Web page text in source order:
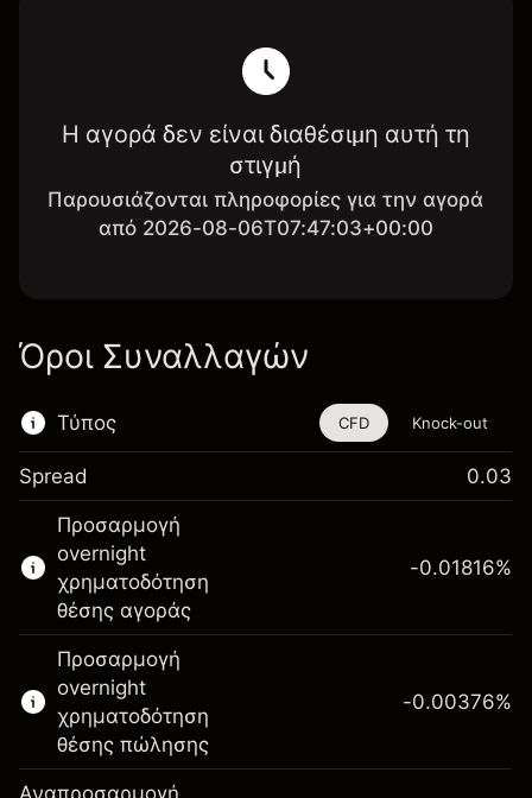
Η αγορά δεν είναι διαθέσιμη αυτή τη
στιγμή
Παρουσιάζονται πληροφορίες για την αγορά
από 2026-08-06T07:47:03+00:00
Όροι Συναλλαγών
Τύπος
Αυτό το χρηματοοικονομικό εργαλείο είναι
διαθέσιμο για διαπραγμάτευση μέσω CFDs
και Knock-outs.
Μάθετε περισσότερα σχετικά με:
CFDs
Knock-outs
CFD Knock-out
Spread 0.03
Προσαρμογή
overnight
χρηματοδότηση
θέσης αγοράς
-0.01816%
Προσαρμογή
overnight
χρηματοδότηση
θέσης πώλησης
-0.00376%
Αναπροσαρμογή